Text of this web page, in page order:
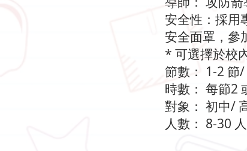
安全性：採用
安全面罩，參
* 可選擇於校
節數： 1-2 節/
時數： 每節2
對象： 初中/
人數： 8-30